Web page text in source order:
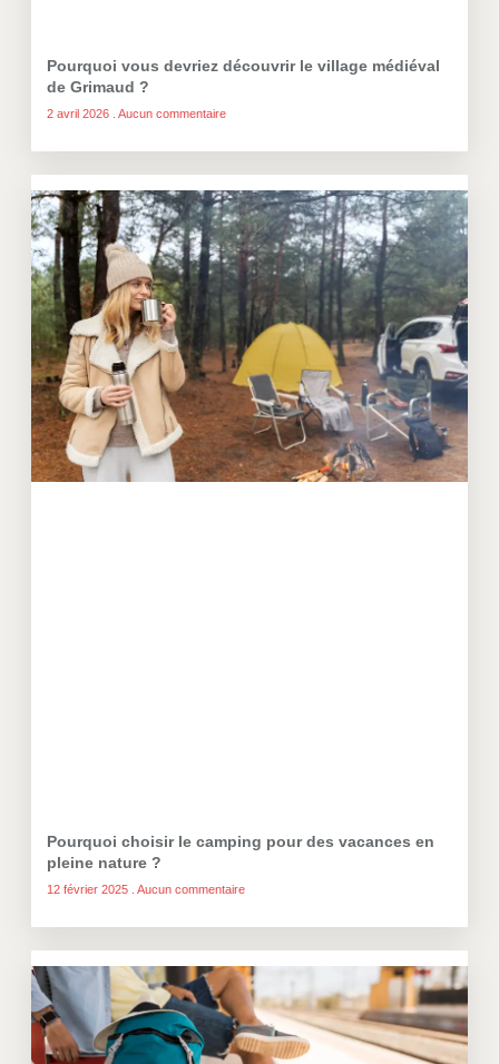
Pourquoi vous devriez découvrir le village médiéval
de Grimaud ?
2 avril 2026 Aucun commentaire
Pourquoi choisir le camping pour des vacances en
pleine nature ?
12 février 2025 Aucun commentaire